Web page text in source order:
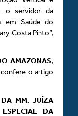
o servidor da
em Saúde do
Costa Pinto”,
AMAZONAS,
o artigo
DA MM. JUÍZA
DA